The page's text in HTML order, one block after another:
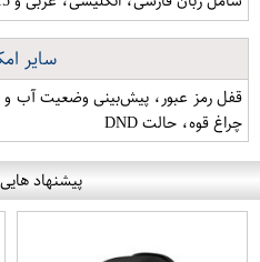
سایر
قفل رمز عبور، پیش‌بینی وضعیت آب و
چراغ قوه، حالت DND
پیشنهاد